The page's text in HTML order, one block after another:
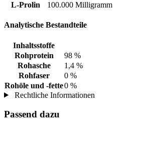
L-Prolin
100.000 Milligramm
Analytische Bestandteile
Inhaltsstoffe
Rohprotein
98 %
Rohasche
1,4 %
Rohfaser
0 %
Rohöle und -fette0 %
Rechtliche Informationen
Passend dazu